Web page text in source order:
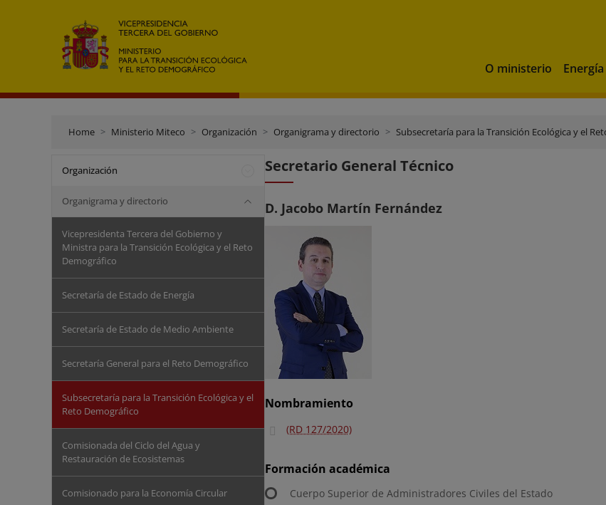
O ministerio Energía
Home Ministerio Miteco Organización Organigrama y directorio Subsecretaría para la Transición Ecológica y el
Organización
Organigrama y directorio
Vicepresidenta Tercera del Gobierno y
Ministra para la Transición Ecológica y el Reto
Demográfico
Secretaría de Estado de Energía
Secretaría de Estado de Medio Ambiente
Secretaría General para el Reto Demográfico
Subsecretaría para la Transición Ecológica y el
Reto Demográfico
Comisionada del Ciclo del Agua y
Restauración de Ecosistemas
Comisionado para la Economía Circular
Secretario General Técnico
D. Jacobo Martín Fernández
Nombramiento
(RD 127/2020)
Formación académica
Cuerpo Superior de Administradores Civiles del Estado